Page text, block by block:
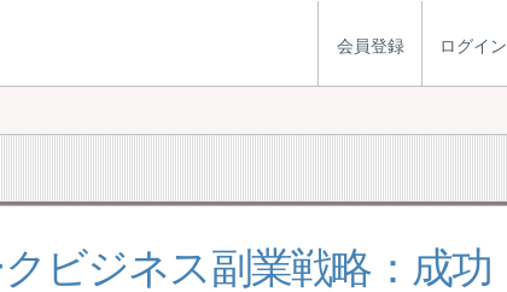
会員登録 ログイン
ビジネス副業戦略：成功